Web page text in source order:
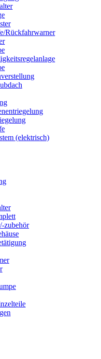
Rückfahrwarner
(elektrisch)
zubehör